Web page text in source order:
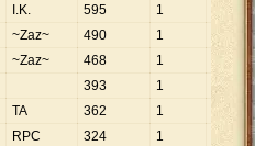
I.K. 595 1
595
~Zaz~ 490 1
490
~Zaz~ 468 1
468
393 1
393
TA 362 1
362
RPC 324 1